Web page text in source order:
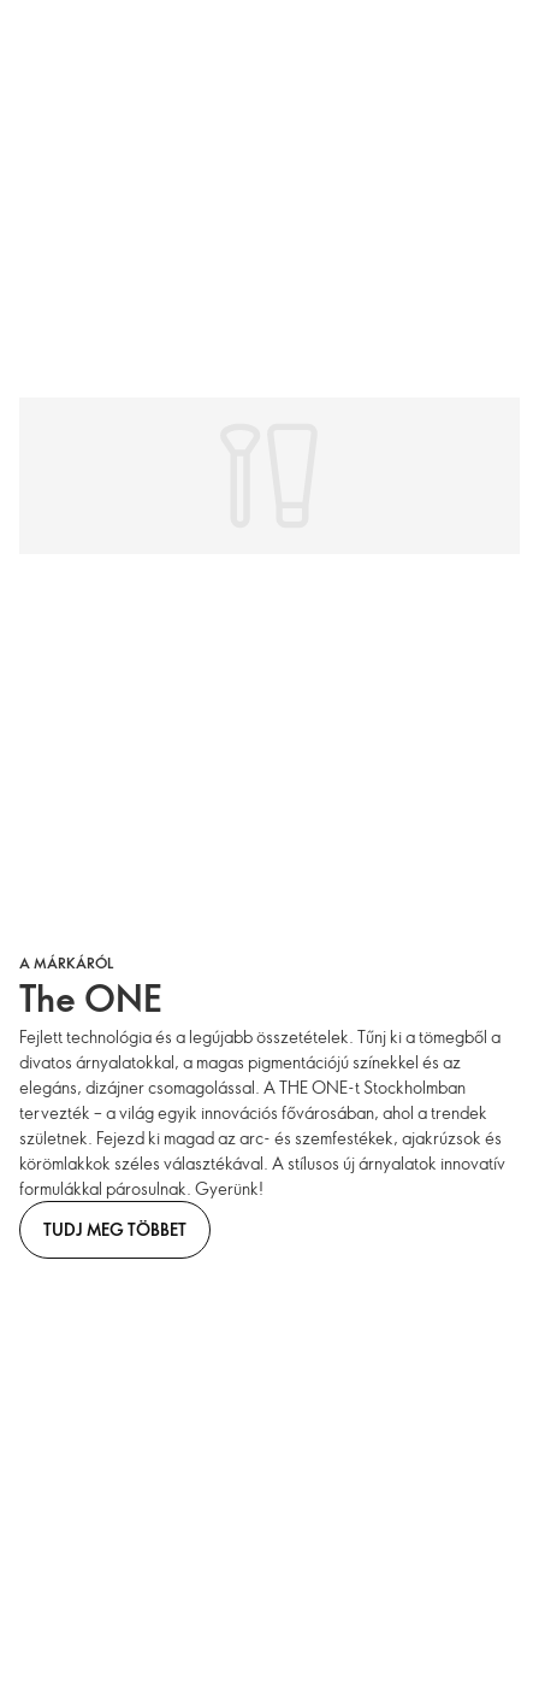
A MÁRKÁRÓL
The ONE
Fejlett technológia és a legújabb összetételek. Tűnj ki a tömegből a
divatos árnyalatokkal, a magas pigmentációjú színekkel és az
elegáns, dizájner csomagolással. A THE ONE-t Stockholmban
tervezték – a világ egyik innovációs fővárosában, ahol a trendek
születnek. Fejezd ki magad az arc- és szemfestékek, ajakrúzsok és
körömlakkok széles választékával. A stílusos új árnyalatok innovatív
formulákkal párosulnak. Gyerünk!
TUDJ MEG TÖBBET